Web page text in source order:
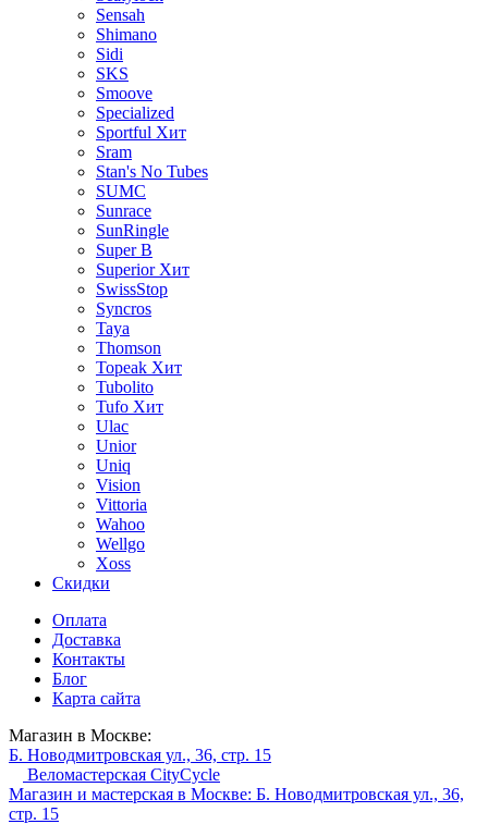
Sensah
Shimano
Sidi
SKS
Smoove
Specialized
Sportful Хит
Sram
Stan's No Tubes
SUMC
Sunrace
SunRingle
Super B
Superior Хит
SwissStop
Syncros
Taya
Thomson
Topeak Хит
Tubolito
Tufo Хит
Ulac
Unior
Uniq
Vision
Vittoria
Wahoo
Wellgo
Xoss
Скидки
Оплата
Доставка
Контакты
Блог
Карта сайта
Магазин в Москве:
Б. Новодмитровская ул., 36, стр. 15
Веломастерская CityCycle
Магазин и мастерская в Москве: Б. Новодмитровская ул., 36,
стр. 15